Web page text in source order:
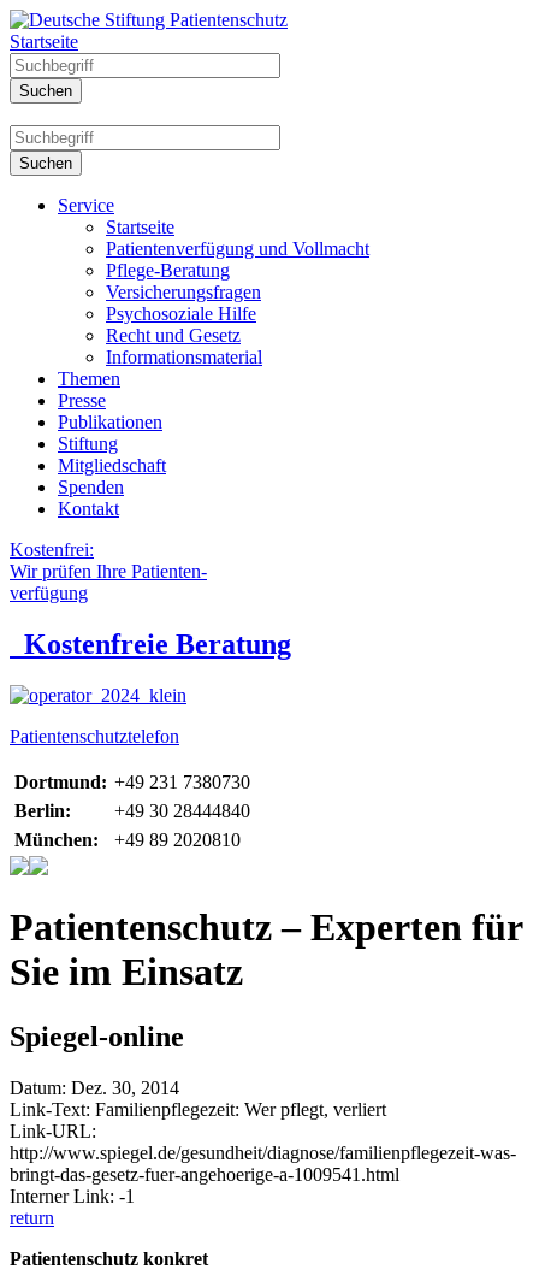
Startseite
Service
Startseite
Patientenverfügung und Vollmacht
Pflege-Beratung
Versicherungsfragen
Psychosoziale Hilfe
Recht und Gesetz
Informationsmaterial
Themen
Presse
Publikationen
Stiftung
Mitgliedschaft
Spenden
Kontakt
Kostenfrei:
Wir prüfen Ihre Patienten-
verfügung
Kostenfreie Beratung
Patientenschutztelefon
Dortmund: +49 231 7380730
Berlin:
+49 30 28444840
München:
+49 89 2020810
Patientenschutz – Experten für
Sie im Einsatz
Spiegel-online
Datum: Dez. 30, 2014
Link-Text: Familienpflegezeit: Wer pflegt, verliert
Link-URL:
http://www.spiegel.de/gesundheit/diagnose/familienpflegezeit-was-
bringt-das-gesetz-fuer-angehoerige-a-1009541.html
Interner Link: -1
return
Patientenschutz konkret